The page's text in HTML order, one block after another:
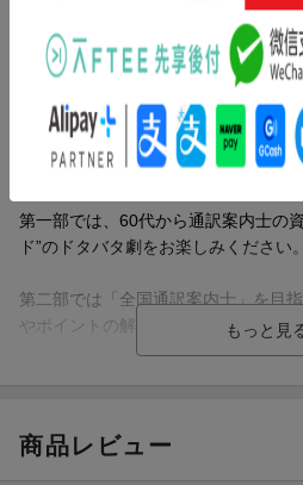
日本を代表して海外からのお客さま
ツアー旅行とは言え、異文化交流で
物語が生まれます。
第一部では、60代から通訳案内士の
ド”のドタバタ劇をお楽しみください。
第二部では「全国通訳案内士」を目
やポイントの解説もあります。
＜目次概要＞
商品レビュー